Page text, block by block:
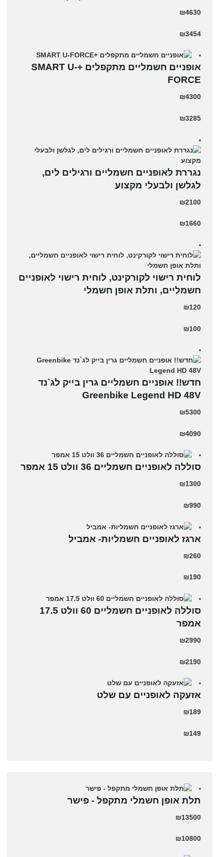
₪4630
₪3454
אופניים חשמליים מתקפלים +SMART U-
FORCE
₪4300
₪3285
נגררת לאופניים חשמליים ורגילים לים,
לגלשן ולבעלי מקצוע
₪2100
₪1660
לוחית רישוי לקורקינט, לוחית רישוי לאופניים
חשמליים, ותלת אופן חשמלי
₪120
₪100
חדש!! אופניים חשמליים גרין בייק לג`נד
Greenbike Legend HD 48V
₪5300
₪4090
סוללה לאופניים חשמליים 36 וולט 15 אמפר
₪1300
₪990
ארגז לאופניים חשמליות- אמביל
₪260
₪190
סוללה לאופניים חשמליים 60 וולט 17.5
אמפר
₪2990
₪2190
אזעקה לאופניים עם שלט
₪189
₪149
תלת אופן חשמלי מתקפל - פישר
₪13500
₪10800